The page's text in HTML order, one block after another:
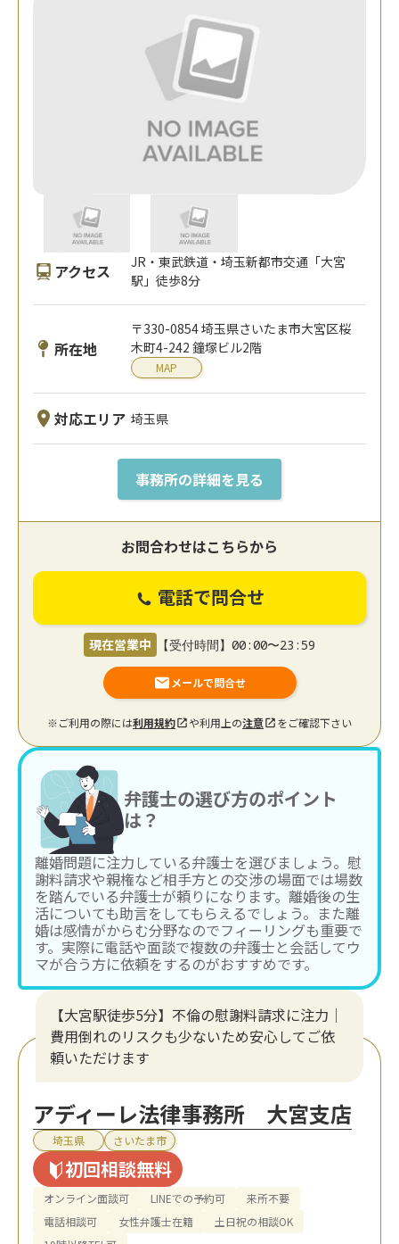
アクセス
JR・東武鉄道・埼玉新都市交通「大宮
駅」徒歩8分
所在地
〒330-0854 埼玉県さいたま市大宮区桜
木町4-242 鐘塚ビル2階
MAP
対応エリア 埼玉県
事務所の詳細を見る
お問合わせはこちらから
電話で問合せ
現在営業中 【受付時間】00:00〜23:59
メールで問合せ
※ご利用の際には利用規約 や利用上の注意 をご確認下さい
弁護士の選び方のポイント
は？
離婚問題に注力している弁護士を選びましょう。慰
謝料請求や親権など相手方との交渉の場面では場数
を踏んでいる弁護士が頼りになります。離婚後の生
活についても助言をしてもらえるでしょう。また離
婚は感情がからむ分野なのでフィーリングも重要で
す。実際に電話や面談で複数の弁護士と会話してウ
マが合う方に依頼をするのがおすすめです。
【大宮駅徒歩5分】不倫の慰謝料請求に注力│
費用倒れのリスクも少ないため安心してご依
頼いただけます
アディーレ法律事務所 大宮支店
埼玉県 さいたま市
初回相談無料
オンライン面談可 LINEでの予約可
来所不要
電話相談可
女性弁護士在籍
土日祝の相談OK